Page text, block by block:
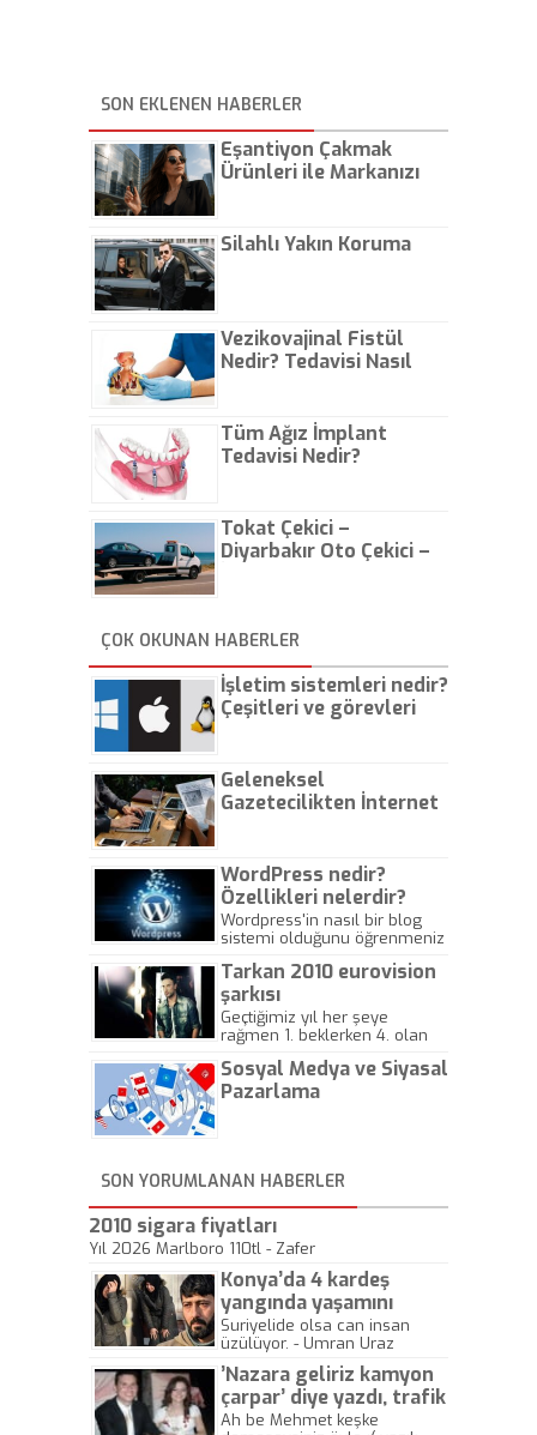
SON EKLENEN HABERLER
Eşantiyon Çakmak
Ürünleri ile Markanızı
Silahlı Yakın Koruma
Vezikovajinal Fistül
Nedir? Tedavisi Nasıl
Tüm Ağız İmplant
Tedavisi Nedir?
Tokat Çekici –
Diyarbakır Oto Çekici –
ÇOK OKUNAN HABERLER
İşletim sistemleri nedir?
Çeşitleri ve görevleri
Geleneksel
Gazetecilikten İnternet
WordPress nedir?
Özellikleri nelerdir?
Wordpress'in nasıl bir blog
sistemi olduğunu öğrenmeniz
Tarkan 2010 eurovision
şarkısı
Geçtiğimiz yıl her şeye
rağmen 1. beklerken 4. olan
gösterisinin bu yarışmada
önemli olmadığını anlamıştır.
Sosyal Medya ve Siyasal
Pazarlama
SON YORUMLANAN HABERLER
2010 sigara fiyatları
Yıl 2026 Marlboro 110tl - Zafer
Konya’da 4 kardeş
yangında yaşamını
yitirdi
Suriyelide olsa can insan
üzülüyor. - Umran Uraz
’Nazara geliriz kamyon
çarpar’ diye yazdı, trafik
kazasında öldü!
Ah be Mehmet keşke